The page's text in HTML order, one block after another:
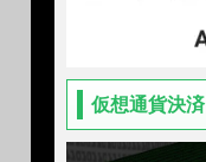
仮想通貨決済